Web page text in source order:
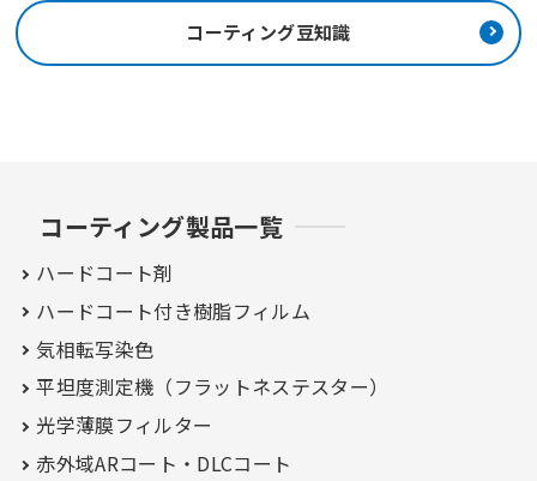
コーティング豆知識
コーティング製品一覧
ハードコート剤
ハードコート付き樹脂フィルム
気相転写染色
平坦度測定機（フラットネステスター）
光学薄膜フィルター
赤外域ARコート・ DLCコート